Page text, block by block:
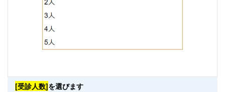
[受診人数]を選びます